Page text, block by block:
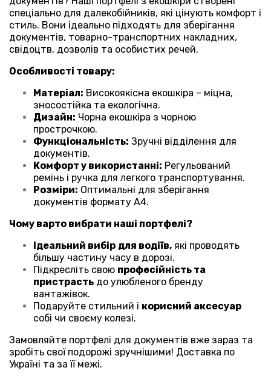
спеціально для далекобійників, які цінують комфорт і
стиль. Вони ідеально підходять для зберігання
документів, товарно-транспортних накладних,
свідоцтв, дозволів та особистих речей.
Особливості товару:
Матеріал: Високоякісна екошкіра – міцна,
зносостійка та екологічна.
Дизайн: Чорна екошкіра з чорною
прострочкою.
Функціональність: Зручні відділення для
документів.
Комфорт у використанні: Регульований
ремінь і ручка для легкого транспортування.
Розміри: Оптимальні для зберігання
документів формату А4.
Чому варто вибрати наші портфелі?
Ідеальний вибір для водіїв, які проводять
більшу частину часу в дорозі.
Підкресліть свою професійність та
пристрасть до улюбленого бренду
вантажівок.
Подаруйте стильний і корисний аксесуар
собі чи своєму колезі.
Замовляйте портфелі для документів вже зараз та
зробіть свої подорожі зручнішими! Доставка по
Україні та за її межі.